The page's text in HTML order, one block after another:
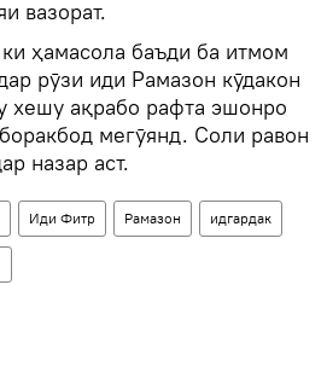
вазорат.
ҳамасола баъди ба итмом
рӯзи иди Рамазон кӯдакон
хешу ақрабо рафта эшонро
мегӯянд. Соли равон
назар аст.
Иди Фитр Рамазон идгардак